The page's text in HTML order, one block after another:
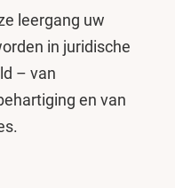
leergang uw
in juridische
– van
en van